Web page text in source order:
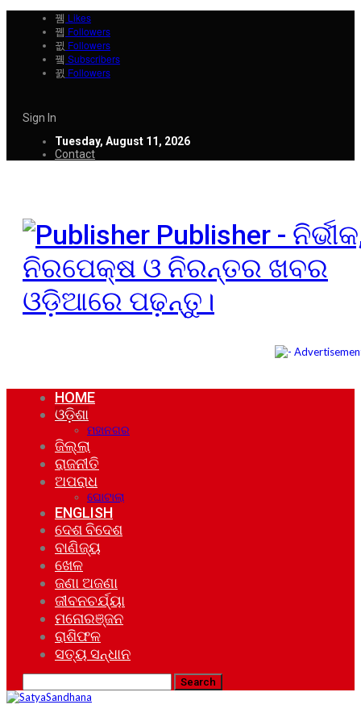
Likes
Followers
Followers
Subscribers
Followers
Sign In
Tuesday, August 11, 2026
Contact
Publisher -
ନିରପେକ୍ଷ ଓ ନିରନ୍ତର ଖବର
ଓଡ଼ିଆରେ ପଢ଼ନ୍ତୁ।
HOME
ଓଡ଼ିଶା
ମହାନଗର
ଜିଲ୍ଲା
ରାଜନୀତି
ଅପରାଧ
ଘୋଟାଲା
ENGLISH
ଦେଶ ବିଦେଶ
ବାଣିଜ୍ୟ
ଖେଳ
ଜଣା ଅଜଣା
ଜୀବନଚର୍ଯ୍ୟା
ମନୋରଞ୍ଜନ
ରାଶିଫଳ
ସତ୍ୟ ସନ୍ଧାନ